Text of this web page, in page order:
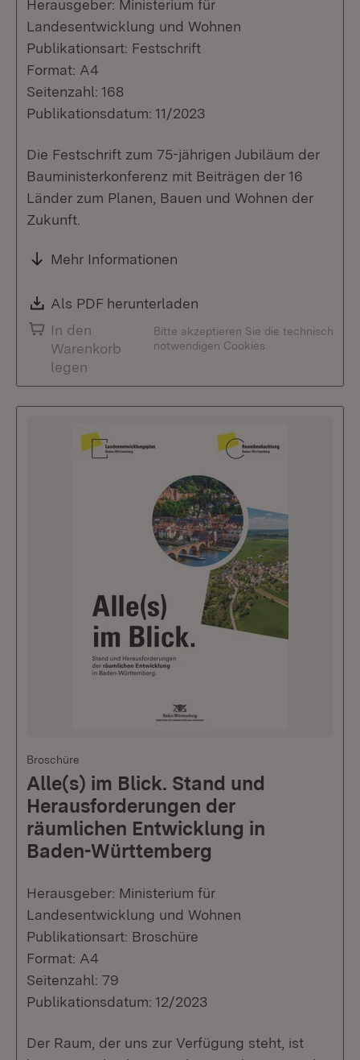
Herausgeber: Ministerium für
Landesentwicklung und Wohnen
Publikationsart: Festschrift
Format: A4
Seitenzahl: 168
Publikationsdatum: 11/2023
Die Festschrift zum 75-jährigen Jubiläum der
Bauministerkonferenz mit Beiträgen der 16
Länder zum Planen, Bauen und Wohnen der
Zukunft.
Mehr Informationen
Download:
Als PDF herunterladen
In den
Warenkorb
legen
Bitte akzeptieren Sie die technisch
notwendigen Cookies
Broschüre
Alle(s) im Blick. Stand und
Herausforderungen der
räumlichen Entwicklung in
Baden-Württemberg
Herausgeber: Ministerium für
Landesentwicklung und Wohnen
Publikationsart: Broschüre
Format: A4
Seitenzahl: 79
Publikationsdatum: 12/2023
Der Raum, der uns zur Verfügung steht, ist